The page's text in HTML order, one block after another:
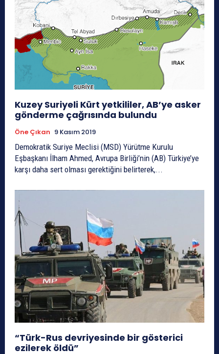
Kuzey Suriyeli Kürt yetkililer, AB’ye asker
gönderme çağrısında bulundu
Öne Çıkan 9 Kasım 2019
Demokratik Suriye Meclisi (MSD) Yürütme Kurulu
Eşbaşkanı İlham Ahmed, Avrupa Birliği’nin (AB) Türkiye’ye
karşı daha sert olması gerektiğini belirterek,...
“Türk-Rus devriyesinde bir gösterici
ezilerek öldü”